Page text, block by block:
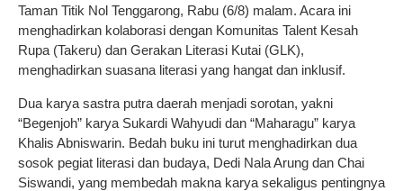
Taman Titik Nol Tenggarong, Rabu (6/8) malam. Acara ini
menghadirkan kolaborasi dengan Komunitas Talent Kesah
Rupa (Takeru) dan Gerakan Literasi Kutai (GLK),
menghadirkan suasana literasi yang hangat dan inklusif.
Dua karya sastra putra daerah menjadi sorotan, yakni
“Begenjoh” karya Sukardi Wahyudi dan “Maharagu” karya
Khalis Abniswarin. Bedah buku ini turut menghadirkan dua
sosok pegiat literasi dan budaya, Dedi Nala Arung dan Chai
Siswandi, yang membedah makna karya sekaligus pentingnya